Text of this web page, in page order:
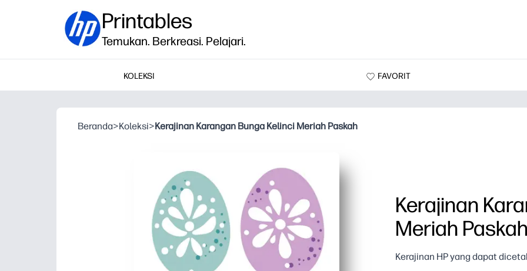
Printables
Temukan. Berkreasi. Pelajari.
KOLEKSI FAVORIT
Beranda>Koleksi>Kerajinan Karangan Bunga Kelinci Meriah Paskah
Kerajinan
Meriah Paskah
Kerajinan HP yang dapat